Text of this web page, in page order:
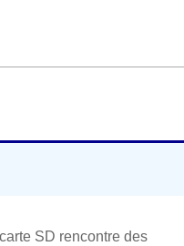
SD rencontre des